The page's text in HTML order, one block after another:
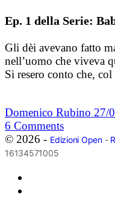
Ep. 1 della Serie:
Gli dèi avevano fatto
nell’uomo che viveva
Si resero conto che,
Domenico Rubino 27/
6 Comments
© 2026 - Edizioni Open-
16134571005